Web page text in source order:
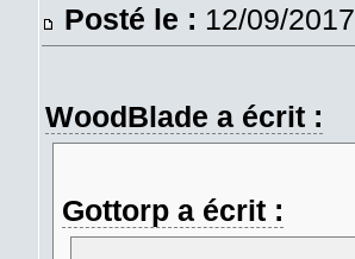
Posté le : 12/09/
WoodBlade a écrit :
Gottorp a écrit :